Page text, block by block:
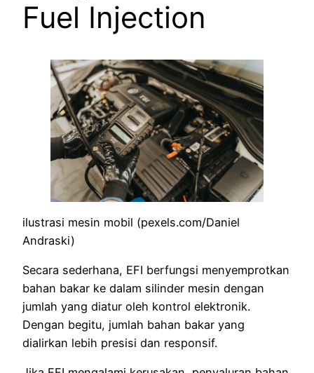
Fuel Injection
ilustrasi mesin mobil (pexels.com/Daniel
Andraski)
Secara sederhana, EFI berfungsi menyemprotkan
bahan bakar ke dalam silinder mesin dengan
jumlah yang diatur oleh kontrol elektronik.
Dengan begitu, jumlah bahan bakar yang
dialirkan lebih presisi dan responsif.